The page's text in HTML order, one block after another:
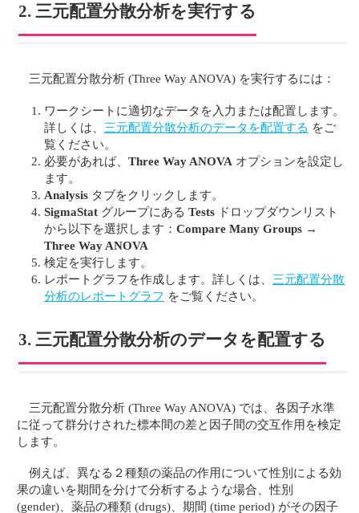
2. 三元配置分散分析を実行する
三元配置分散分析 (Three Way ANOVA) を実行するには：
ワークシートに適切なデータを入力または配置します。
詳しくは、 三元配置分散分析のデータを配置する をご
覧ください。
必要があれば、 Three Way ANOVA オプションを設定し
ます。
Analysis タブをクリックします。
SigmaStat グループにある Tests ドロップダウンリスト
から以下を選択します： Compare Many Groups →
Three Way ANOVA
検定を実行します。
レポートグラフを作成します。詳しくは、 三元配置分散
分析のレポートグラフ をご覧ください。
3. 三元配置分散分析のデータを配置する
三元配置分散分析 (Three Way ANOVA) では、各因子水準
に従って群分けされた標本間の差と因子間の交互作用を検定
します。
例えば、異なる２種類の薬品の作用について性別による効
果の違いを期間を分けて分析するような場合、性別
(gender)、薬品の種類 (drugs)、期間 (time period) がその因子